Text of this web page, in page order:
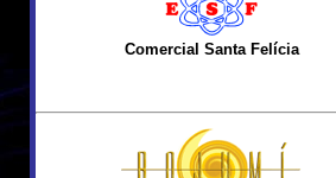
Comercial Santa Felícia